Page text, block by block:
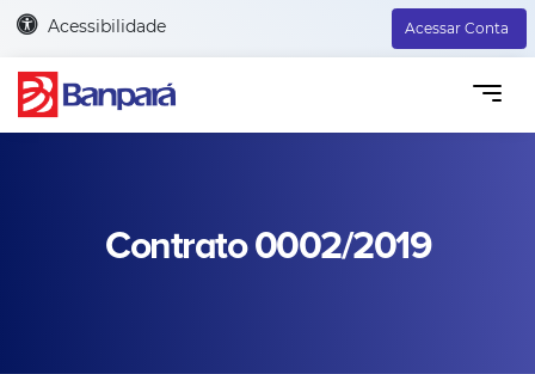
Acessibilidade Acessar Conta
Contrato 0002/2019